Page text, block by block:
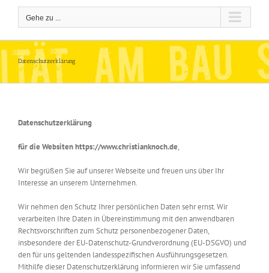
Gehe zu ...
Datenschutzerklärung
Datenschutzerklärung
für die Websiten https://www.christianknoch.de,
Wir begrüßen Sie auf unserer Webseite und freuen uns über Ihr
Interesse an unserem Unternehmen.
Wir nehmen den Schutz Ihrer persönlichen Daten sehr ernst. Wir
verarbeiten Ihre Daten in Übereinstimmung mit den anwendbaren
Rechtsvorschriften zum Schutz personenbezogener Daten,
insbesondere der EU-Datenschutz-Grundverordnung (EU-DSGVO) und
den für uns geltenden landesspezifischen Ausführungsgesetzen.
Mithilfe dieser Datenschutzerklärung informieren wir Sie umfassend